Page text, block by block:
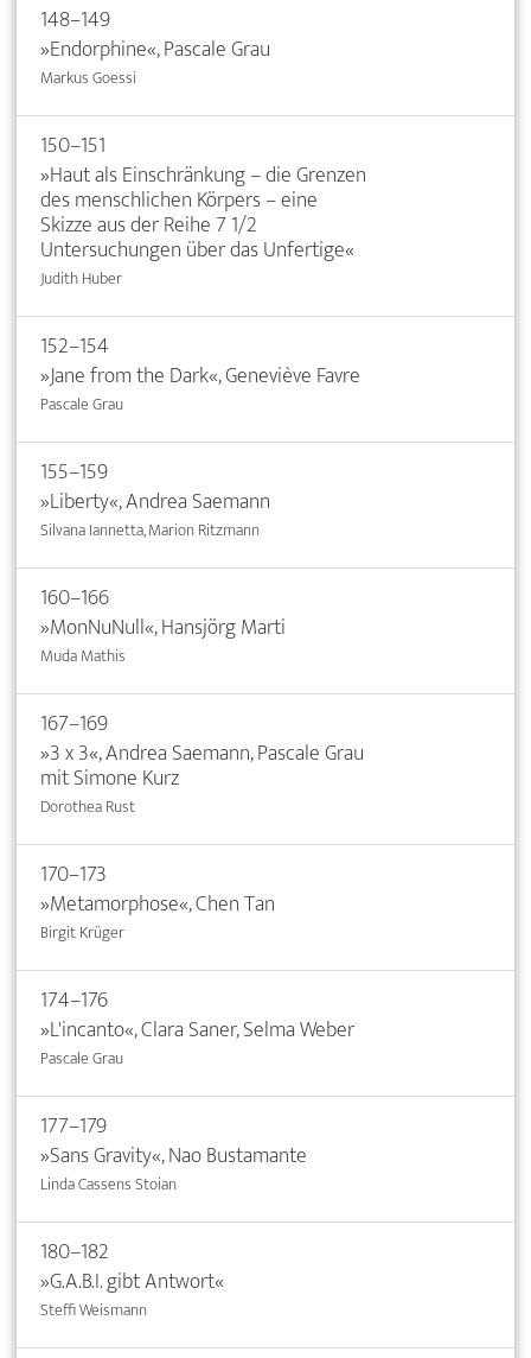
148–149
»Endorphine«, Pascale Grau
Markus Goessi
150–151
»Haut als Einschränkung – die Grenzen
des menschlichen Körpers – eine
Skizze aus der Reihe 7 1/2
Untersuchungen über das Unfertige«
Judith Huber
152–154
»Jane from the Dark«, Geneviève Favre
Pascale Grau
155–159
»Liberty«, Andrea Saemann
Silvana Iannetta, Marion Ritzmann
160–166
»MonNuNull«, Hansjörg Marti
Muda Mathis
167–169
»3 x 3«, Andrea Saemann, Pascale Grau
mit Simone Kurz
Dorothea Rust
170–173
»Metamorphose«, Chen Tan
Birgit Krüger
174–176
»L'incanto«, Clara Saner, Selma Weber
Pascale Grau
177–179
»Sans Gravity«, Nao Bustamante
Linda Cassens Stoian
180–182
»G.A.B.I. gibt Antwort«
Steffi Weismann